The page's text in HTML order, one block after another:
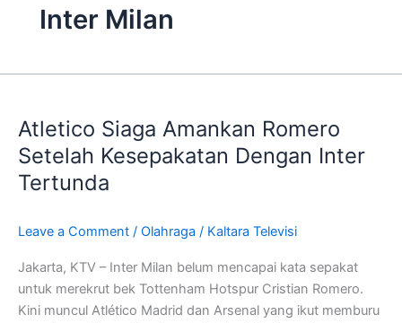
Inter Milan
Atletico Siaga Amankan Romero
Setelah Kesepakatan Dengan Inter
Tertunda
Leave a Comment / Olahraga / Kaltara Televisi
Jakarta, KTV – Inter Milan belum mencapai kata sepakat
untuk merekrut bek Tottenham Hotspur Cristian Romero.
Kini muncul Atlético Madrid dan Arsenal yang ikut memburu
Amankan
Romero
Setelah
Kesepakatan
Inter